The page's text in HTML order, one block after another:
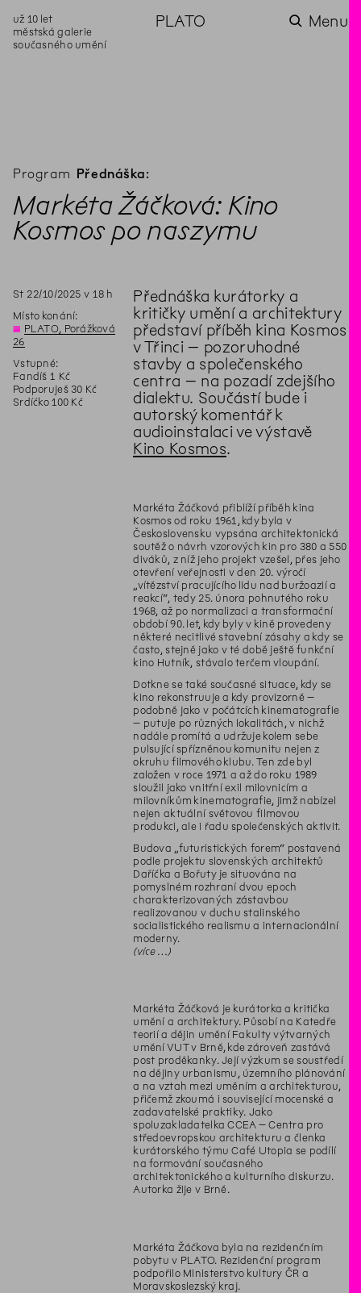
už 10 let
městská galerie
současného umění
PLATO Menu
Program Přednáška:
Markéta Žáčková: Kino
Kosmos po naszymu
St 22/10/2025 v 18 h
Místo konání:
◊ PLATO, Porážková
26
Vstupné:
Fandíš 1 Kč
Podporuješ 30 Kč
Srdíčko 100 Kč
Přednáška kurátorky a
kritičky umění a architektury
představí příběh kina Kosmos
v Třinci – pozoruhodné
stavby a společenského
centra – na pozadí zdejšího
dialektu. Součástí bude i
autorský komentář k
audioinstalaci ve výstavě
Kino Kosmos.
Markéta Žáčková přiblíží příběh kina
Kosmos od roku 1961, kdy byla v
Československu vypsána architektonická
soutěž o návrh vzorových kin pro 380 a 550
diváků, z níž jeho projekt vzešel, přes jeho
otevření veřejnosti v den 20. výročí
„vítězství pracujícího lidu nad buržoazií a
reakcí“, tedy 25. února pohnutého roku
1968, až po normalizaci a transformační
období 90. let, kdy byly v kině provedeny
některé necitlivé stavební zásahy a kdy se
často, stejně jako v té době ještě funkční
kino Hutník, stávalo terčem vloupání.
Dotkne se také současné situace, kdy se
kino rekonstruuje a kdy provizorně –
podobně jako v počátcích kinematografie
– putuje po různých lokalitách, v nichž
nadále promítá a udržuje kolem sebe
pulsující spřízněnou komunitu nejen z
okruhu filmového klubu. Ten zde byl
založen v roce 1971 a až do roku 1989
sloužil jako vnitřní exil milovnicím a
milovníkům kinematografie, jimž nabízel
nejen aktuální světovou filmovou
produkci, ale i řadu společenských aktivit.
Budova „futuristických forem“ postavená
podle projektu slovenských architektů
Daříčka a Bořuty je situována na
pomyslném rozhraní dvou epoch
charakterizovaných zástavbou
realizovanou v duchu stalinského
socialistického realismu a internacionální
moderny.
více …
Markéta Žáčková je kurátorka a kritička
umění a architektury. Působí na Katedře
teorií a dějin umění Fakulty výtvarných
umění VUT v Brně, kde zároveň zastává
post proděkanky. Její výzkum se soustředí
na dějiny urbanismu, územního plánování
a na vztah mezi uměním a architekturou,
přičemž zkoumá i související mocenské a
zadavatelské praktiky. Jako
spoluzakladatelka CCEA – Centra pro
středoevropskou architekturu a členka
kurátorského týmu Café Utopia se podílí
na formování současného
architektonického a kulturního diskurzu.
Autorka žije v Brně.
Markéta Žáčkova byla na rezidenčním
pobytu v PLATO. Rezidenční program
podpořilo Ministerstvo kultury ČR a
Moravskoslezský kraj.